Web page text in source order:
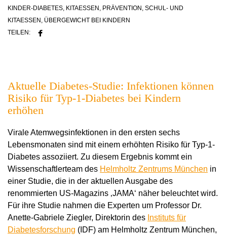
KINDER-DIABETES, KITAESSEN , PRÄVENTION , SCHUL- UND
KITAESSEN , ÜBERGEWICHT BEI KINDERN
TEILEN:
Aktuelle Diabetes-Studie: Infektionen können
Risiko für Typ-1-Diabetes bei Kindern
erhöhen
Virale Atemwegsinfektionen in den ersten sechs
Lebensmonaten sind mit einem erhöhten Risiko für Typ-1-
Diabetes assoziiert. Zu diesem Ergebnis kommt ein
Wissenschaftlerteam des Helmholtz Zentrums München in
einer Studie, die in der aktuellen Ausgabe des
renommierten US-Magazins ‚JAMA‘ näher beleuchtet wird.
Für ihre Studie nahmen die Experten um Professor Dr.
Anette-Gabriele Ziegler, Direktorin des Instituts für
Diabetesforschung (IDF) am Helmholtz Zentrum München,